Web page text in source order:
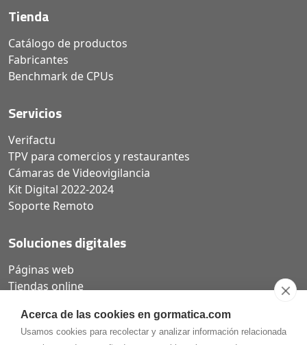
Acerca de las cookies en gormatica.com
Usamos cookies para recolectar y analizar información relacionada
Tienda
Catálogo de productos
Fabricantes
Benchmark de CPUs
Servicios
Verifactu
TPV para comercios y restaurantes
Cámaras de Videovigilancia
Kit Digital 2022-2024
Soporte Remoto
Soluciones digitales
Páginas web
Tiendas online